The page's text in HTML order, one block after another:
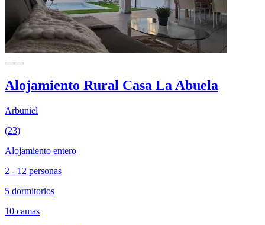
Alojamiento Rural Casa La Abuela
Arbuniel
(23)
Alojamiento entero
2 - 12 personas
5 dormitorios
10 camas